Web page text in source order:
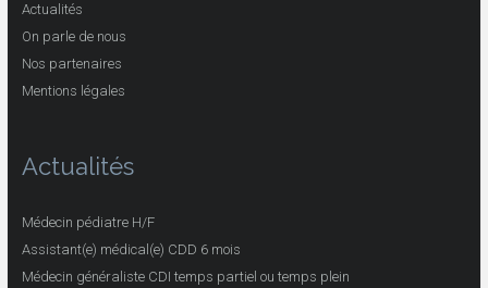
Actualités
On parle de nous
Nos partenaires
Mentions légales
Actualités
Médecin pédiatre H/F
Assistant(e) médical(e) CDD 6 mois
Médecin généraliste CDI temps partiel ou temps plein